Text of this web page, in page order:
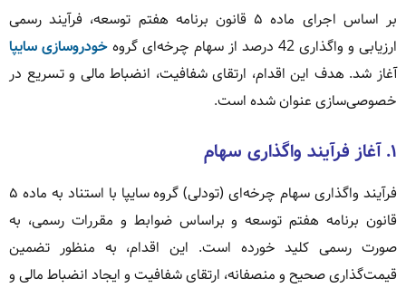
بر اساس اجرای ماده ۵ قانون برنامه هفتم توسعه، فرآیند رسمی
ارزیابی و واگذاری 42 درصد از سهام چرخه‌ای گروه
خودروسازی سایپا
آغاز شد. هدف این اقدام، ارتقای شفافیت، انضباط مالی و تسریع در
خصوصی‌سازی عنوان شده است.
۱. آغاز فرآیند واگذاری سهام
فرآیند واگذاری سهام چرخه‌ای (تودلی) گروه سایپا با استناد به ماده ۵
قانون برنامه هفتم توسعه و براساس ضوابط و مقررات رسمی، به
صورت رسمی کلید خورده است. این اقدام، به منظور تضمین
قیمت‌گذاری صحیح و منصفانه، ارتقای شفافیت و ایجاد انضباط مالی و